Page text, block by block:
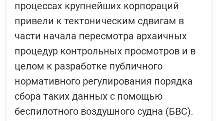
процессах крупнейших корпораций
привели к тектоническим сдвигам в
части начала пересмотра архаичных
процедур контрольных просмотров и в
целом к разработке публичного
нормативного регулирования порядка
сбора таких данных с помощью
беспилотного воздушного судна (БВС).